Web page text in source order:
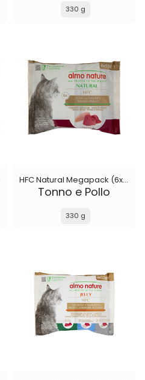
330 g
HFC Natural Megapack (6x55 g)
Tonno e Pollo
330 g